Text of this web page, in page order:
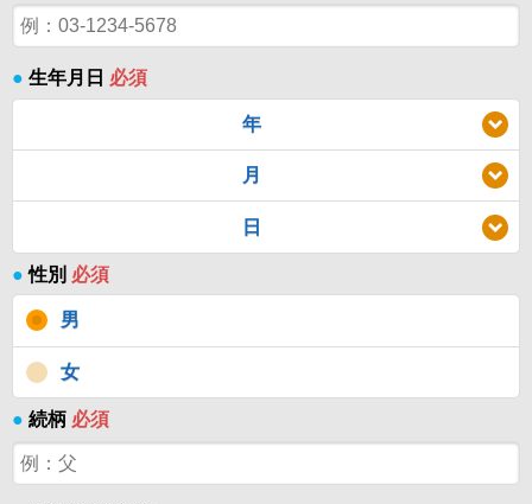
● 生年月日 必須
年
月
日
● 性別 必須
男
女
● 続柄 必須